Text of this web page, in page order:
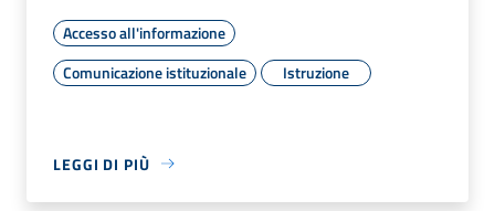
Accesso all'informazione
Comunicazione istituzionale
Istruzione
LEGGI DI PIÙ